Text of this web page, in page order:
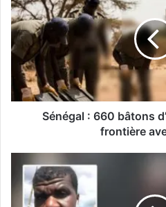
Sénégal : 660 bâtons
frontière